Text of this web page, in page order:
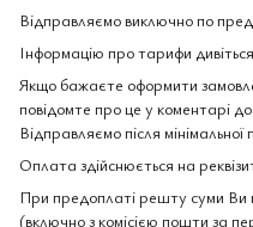
Відправляємо виключно по
Інформацію про тарифи
Якщо бажаєте оформити
повідомте про це у коментарі
Відправляємо після
Оплата здійснюється на
При предоплаті решту суми Ви
(включно з комісією пошти за